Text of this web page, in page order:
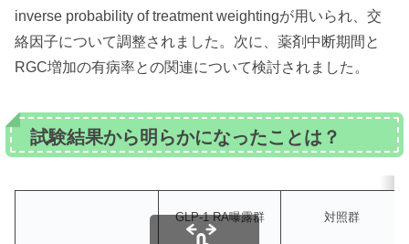
inverse probability of treatment weightingが用いられ、交
絡因子について調整されました。次に、薬剤中断期間と
RGC増加の有病率との関連について検討されました。
試験結果から明らかになったことは？
GLP-1 RA曝露群 対照群